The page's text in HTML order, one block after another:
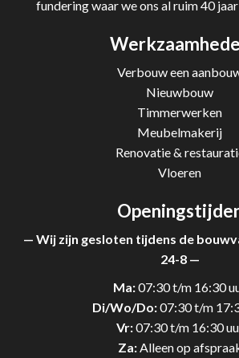
fundering waar we ons al ruim 40
Verbouw een
Nieuwbouw
Timmerwerken
Meubelmakerij
Renovatie &
Vloeren
— Wij zijn gesloten tijdens de
24-8 —
Ma:07:30 t/m 16:30
Di/Wo/Do:07:30 t/m
Vr:07:30 t/m 16:30
Za:Alleen op